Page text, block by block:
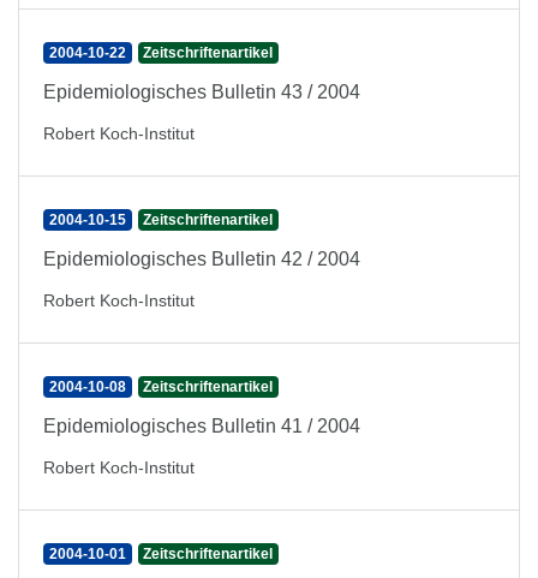
2004-10-22 Zeitschriftenartikel
Epidemiologisches Bulletin 43 / 2004
Robert Koch-Institut
2004-10-15 Zeitschriftenartikel
Epidemiologisches Bulletin 42 / 2004
Robert Koch-Institut
2004-10-08 Zeitschriftenartikel
Epidemiologisches Bulletin 41 / 2004
Robert Koch-Institut
2004-10-01 Zeitschriftenartikel